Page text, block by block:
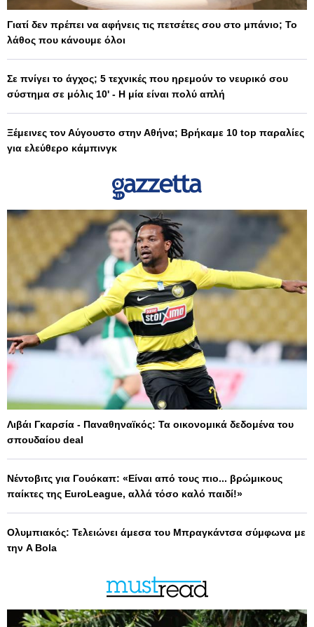
Γιατί δεν πρέπει να αφήνεις τις πετσέτες σου στο μπάνιο; Το
λάθος που κάνουμε όλοι
Σε πνίγει το άγχος; 5 τεχνικές που ηρεμούν το νευρικό σου
σύστημα σε μόλις 10' - Η μία είναι πολύ απλή
Ξέμεινες τον Αύγουστο στην Αθήνα; Βρήκαμε 10 top παραλίες
για ελεύθερο κάμπινγκ
Λιβάι Γκαρσία - Παναθηναϊκός: Τα οικονομικά δεδομένα του
σπουδαίου deal
Νέντοβιτς για Γουόκαπ: «Είναι από τους πιο... βρώμικους
παίκτες της EuroLeague, αλλά τόσο καλό παιδί!»
Ολυμπιακός: Τελειώνει άμεσα του Μπραγκάντσα σύμφωνα με
την A Bola